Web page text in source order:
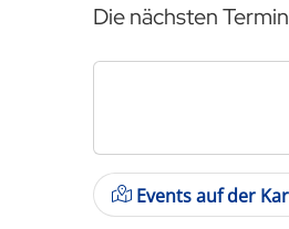
Die nächsten
Events auf der